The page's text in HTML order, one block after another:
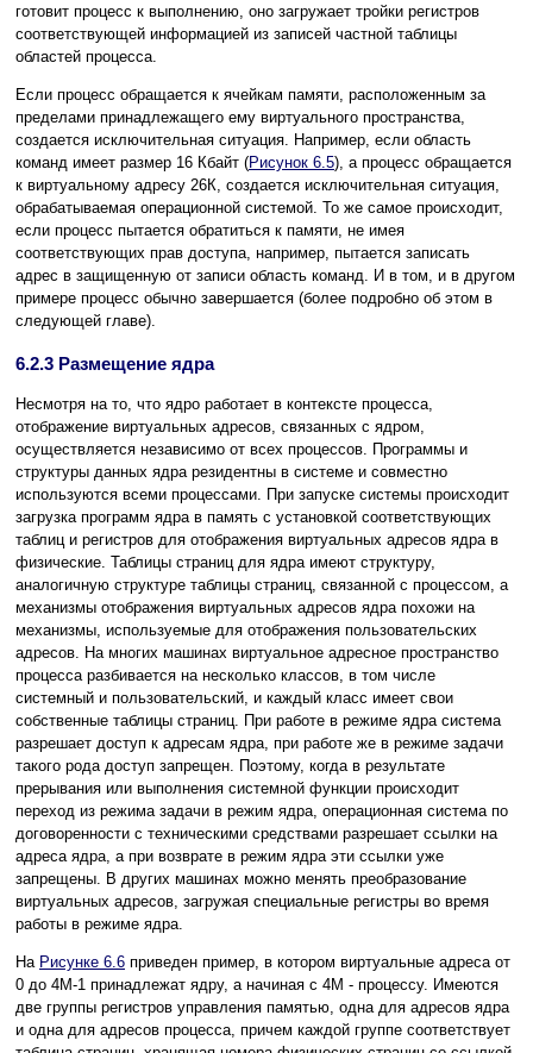
готовит процесс к выполнению, оно загружает тройки регистров
соответствующей информацией из записей частной таблицы
областей процесса.
Если процесс обращается к ячейкам памяти, расположенным за
пределами принадлежащего ему виртуального пространства,
создается исключительная ситуация. Например, если область
команд имеет размер 16 Кбайт (Рисунок 6.5), а процесс обращается
к виртуальному адресу 26К, создается исключительная ситуация,
обрабатываемая операционной системой. То же самое происходит,
если процесс пытается обратиться к памяти, не имея
соответствующих прав доступа, например, пытается записать
адрес в защищенную от записи область команд. И в том, и в другом
примере процесс обычно завершается (более подробно об этом в
следующей главе).
6.2.3 Размещение ядра
Несмотря на то, что ядро работает в контексте процесса,
отображение виртуальных адресов, связанных с ядром,
осуществляется независимо от всех процессов. Программы и
структуры данных ядра резидентны в системе и совместно
используются всеми процессами. При запуске системы происходит
загрузка программ ядра в память с установкой соответствующих
таблиц и регистров для отображения виртуальных адресов ядра в
физические. Таблицы страниц для ядра имеют структуру,
аналогичную структуре таблицы страниц, связанной с процессом, а
механизмы отображения виртуальных адресов ядра похожи на
механизмы, используемые для отображения пользовательских
адресов. На многих машинах виртуальное адресное пространство
процесса разбивается на несколько классов, в том числе
системный и пользовательский, и каждый класс имеет свои
собственные таблицы страниц. При работе в режиме ядра система
разрешает доступ к адресам ядра, при работе же в режиме задачи
такого рода доступ запрещен. Поэтому, когда в результате
прерывания или выполнения системной функции происходит
переход из режима задачи в режим ядра, операционная система по
договоренности с техническими средствами разрешает ссылки на
адреса ядра, а при возврате в режим ядра эти ссылки уже
запрещены. В других машинах можно менять преобразование
виртуальных адресов, загружая специальные регистры во время
работы в режиме ядра.
На Рисунке 6.6 приведен пример, в котором виртуальные адреса от
0 до 4М-1 принадлежат ядру, а начиная с 4М - процессу. Имеются
две группы регистров управления памятью, одна для адресов ядра
и одна для адресов процесса, причем каждой группе соответствует